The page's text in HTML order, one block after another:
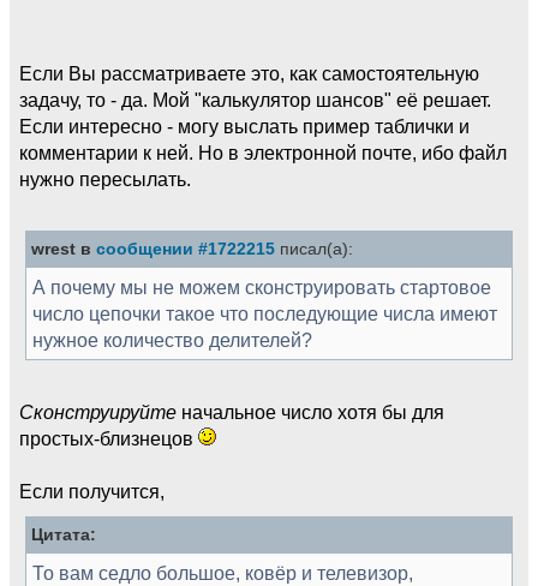
Если Вы рассматриваете это, как самостоятельную
задачу, то - да. Мой "калькулятор шансов" её решает.
Если интересно - могу выслать пример таблички и
комментарии к ней. Но в электронной почте, ибо файл
нужно пересылать.
wrest в сообщении #1722215 писал(а):
А почему мы не можем сконструировать стартовое
число цепочки такое что последующие числа имеют
нужное количество делителей?
Сконструируйте начальное число хотя бы для
простых-близнецов
Если получится,
Цитата:
То вам седло большое, ковёр и телевизор,